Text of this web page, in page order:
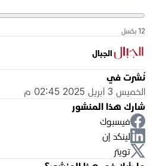
12 بكسل
الجبال
نُشرت في
الخميس 3 أبريل 2025 02:45 م
شارك هذا المنشور
فيسبوك
لينكد إن
تويتر